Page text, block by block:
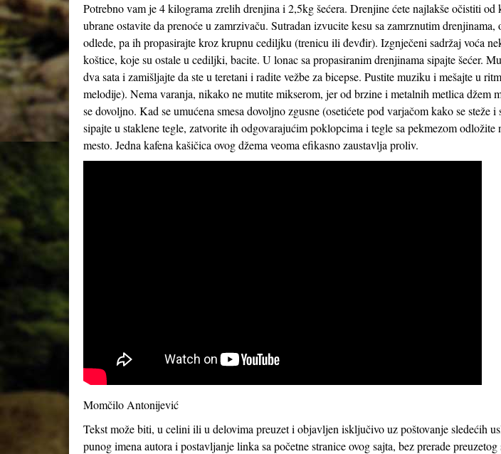
Potrebno vam je 4 kilograma zrelih drenjina i 2,5kg šećera. Drenjine ćete najlakše očistiti od
ubrane ostavite da prenoće u zamrzivaču. Sutradan izvucite kesu sa zamrznutim drenjinama,
odlede, pa ih propasirajte kroz krupnu cediljku (trenicu ili đevđir). Izgnječeni sadržaj voća
koštice, koje su ostale u cediljki, bacite. U lonac sa propasiranim drenjinama sipajte šećer.
dva sata i zamišljajte da ste u teretani i radite vežbe za bicepse. Pustite muziku i mešajte u
melodije). Nema varanja, nikako ne mutite mikserom, jer od brzine i metalnih metlica džem
se dovoljno. Kad se umućena smesa dovoljno zgusne (osetićete pod varjačom kako se steže i
sipajte u staklene tegle, zatvorite ih odgovarajućim poklopcima i tegle sa pekmezom odložite
mesto. Jedna kafena kašičica ovog džema veoma efikasno zaustavlja proliv.
Momčilo Antonijević
Tekst može biti, u celini ili u delovima preuzet i objavljen isključivo uz poštovanje sledećih
punog imena autora i postavljanje linka sa početne stranice ovog sajta, bez prerade